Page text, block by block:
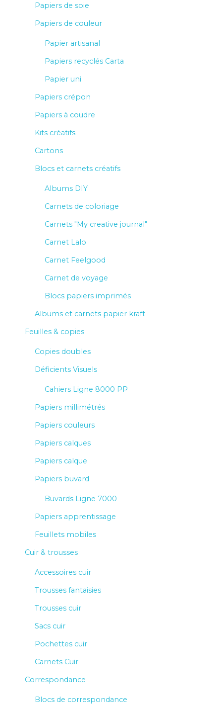
Papiers de soie
Papiers de couleur
Papier artisanal
Papiers recyclés Carta
Papier uni
Papiers crépon
Papiers à coudre
Kits créatifs
Cartons
Blocs et carnets créatifs
Albums DIY
Carnets de coloriage
Carnets "My creative journal"
Carnet Lalo
Carnet Feelgood
Carnet de voyage
Blocs papiers imprimés
Albums et carnets papier kraft
Feuilles & copies
Copies doubles
Déficients Visuels
Cahiers Ligne 8000 PP
Papiers millimétrés
Papiers couleurs
Papiers calques
Papiers calque
Papiers buvard
Buvards Ligne 7000
Papiers apprentissage
Feuillets mobiles
Cuir & trousses
Accessoires cuir
Trousses fantaisies
Trousses cuir
Sacs cuir
Pochettes cuir
Carnets Cuir
Correspondance
Blocs de correspondance